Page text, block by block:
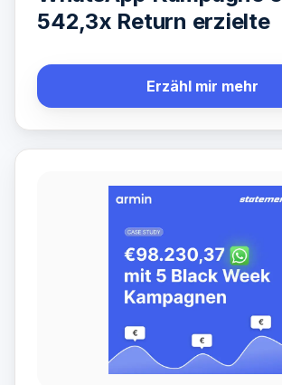
542,3x Return erzielte
Erzähl mir mehr